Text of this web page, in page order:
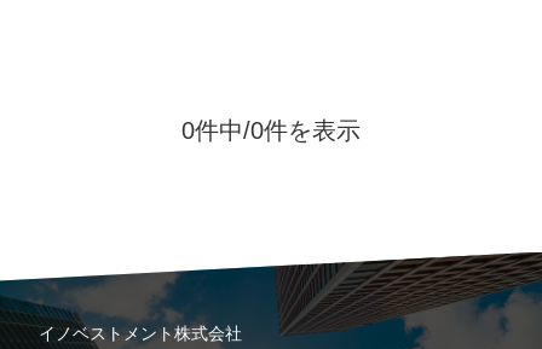
0件中/0件を表示
イノベストメント株式会社